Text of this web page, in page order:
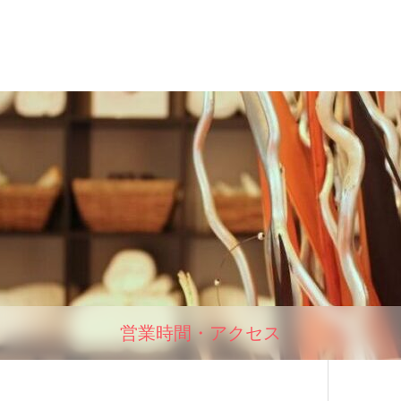
営業時間・アクセス